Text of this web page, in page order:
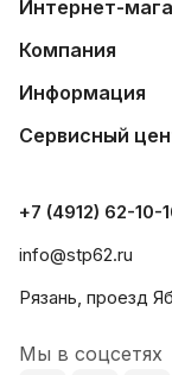
Интернет-
Компания
Информация
Сервисный
+7 (4912) 62-10-
info@stp62.ru
Рязань, проезд
Мы в соцсетях